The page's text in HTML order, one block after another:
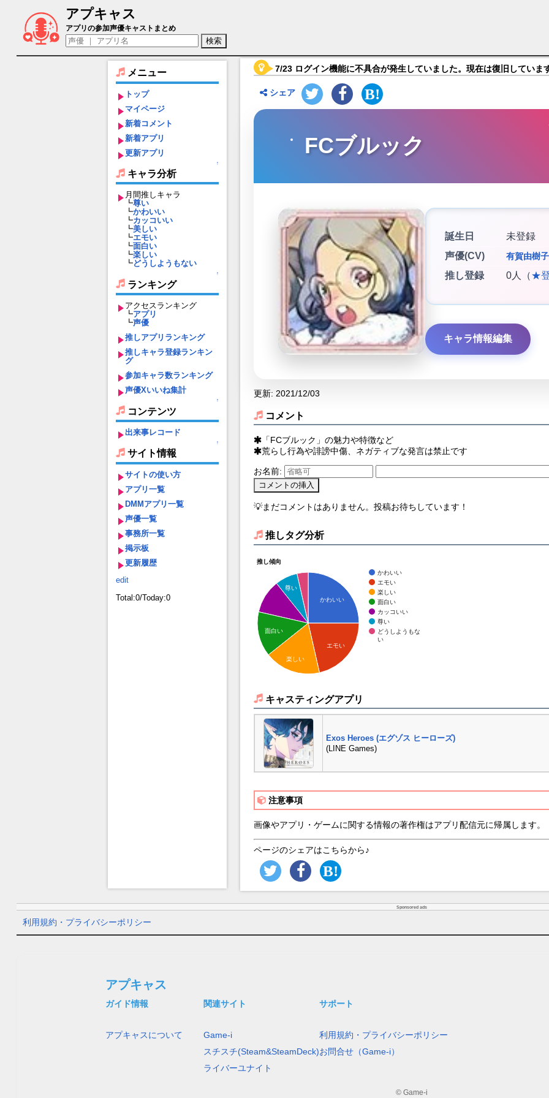
アプキャス
FCブルック（声優：有賀由樹子)【Exos Heroes (エグゾス ヒーローズ)】キャラ紹介
アプリの参加声優キャストまとめ
メニュー
トップ
マイページ
新着コメント
新着アプリ
更新アプリ
↑
キャラ分析
月間推しキャラ
┗尊い
┗かわいい
┗カッコいい
┗美しい
┗エモい
┗面白い
┗楽しい
┗どうしようもない
↑
ランキング
アクセスランキング
┗アプリ
┗声優
推しアプリランキング
推しキャラ登録ランキン
グ
参加キャラ数ランキング
声優Xいいね集計
↑
コンテンツ
出来事レコード
↑
サイト情報
サイトの使い方
アプリ一覧
DMMアプリ一覧
声優一覧
事務所一覧
掲示板
更新履歴
edit
Total:0/Today:0
7/23 ログイン機能に不具合が発生していました。現在は復旧していま
シェア
FCブルック
誕生日
未登録
声優(CV)
有賀由樹子
推し登録 0人（★
キャラ情報編集
更新: 2021/12/03
コメント
「FCブルック」の魅力や特徴など
荒らし行為や誹謗中傷、ネガティブな発言は禁止です
お名前:
💡まだコメントはありません。投稿お待ちしています！
推しタグ分析
推し傾向
かわいい
エモい
楽しい
面白い
カッコいい
尊い
どうしようもな
い
かわいい
エモい
尊い
面白い
楽しい
キャスティングアプリ
Exos Heroes (エグゾス ヒーローズ)
(LINE Games)
注意事項
画像やアプリ・ゲームに関する情報の著作権はアプリ配信元に帰属します。
ページのシェアはこちらから♪
Sponsored ads
利用規約・プライバシーポリシー
アプキャス
ガイド情報
アプキャスについて
関連サイト
Game-i
スチスチ(Steam&SteamDeck)
ライバーユナイト
サポート
利用規約・プライバシーポリシー
お問合せ（Game-i）
© Game-i